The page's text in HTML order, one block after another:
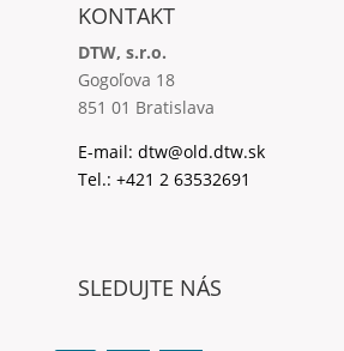
KONTAKT
DTW, s.r.o.
Gogoľova 18
851 01 Bratislava
E-mail: dtw@old.dtw.sk
Tel.: +421 2 63532691
SLEDUJTE NÁS